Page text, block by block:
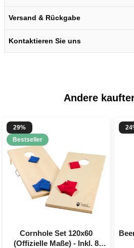
Versand & Rückgabe
Kontaktieren Sie uns
Andere
29%
Bestseller
Cornhole Set 120x60
(Offizielle Maße) - Inkl. 8